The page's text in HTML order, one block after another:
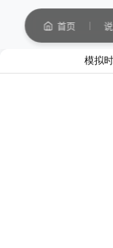
首页